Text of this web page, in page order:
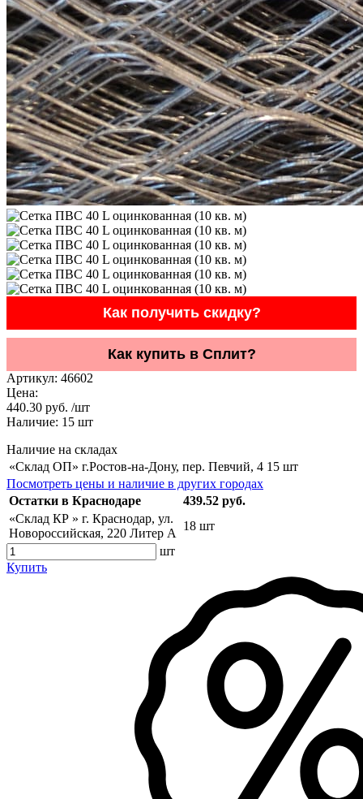
Как получить скидку?
Как купить в Сплит?
Артикул: 46602
Цена:
440.30 руб. /шт
Наличие: 15 шт
Наличие на складах
«Склад ОП» г.Ростов-на-Дону, пер. Певчий, 4 15 шт
Посмотреть цены и наличие в других городах
Остатки в Краснодаре
439.52 руб.
«Склад КР » г. Краснодар, ул.
Новороссийская, 220 Литер А
18 шт
шт
Купить